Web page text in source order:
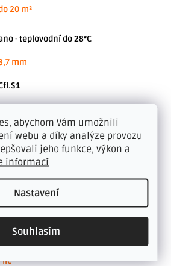
abychom Vám umožnili
webu a díky analýze provozu
jeho funkce, výkon a
informací
Nastavení
Souhlasím
20 m²
- teplovodní do 28°C
mm
- měkká kolečka, typ W
let
DS R9
ANO